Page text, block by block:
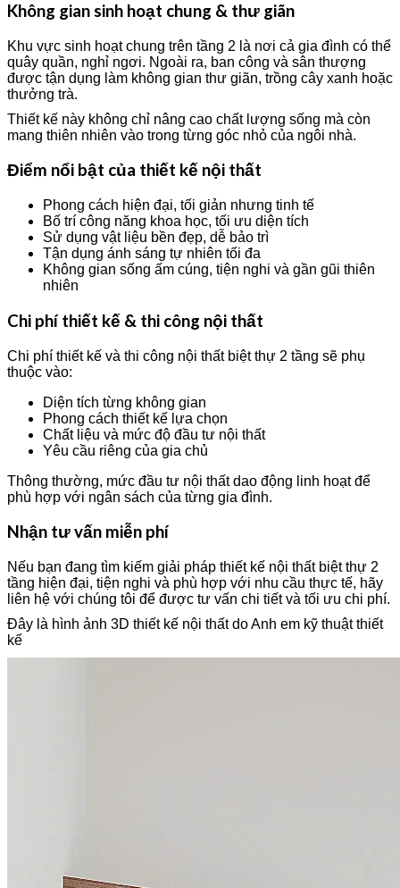
Không gian sinh hoạt chung & thư giãn
Khu vực sinh hoạt chung trên tầng 2 là nơi cả gia đình có thể
quây quần, nghỉ ngơi. Ngoài ra, ban công và sân thượng
được tận dụng làm không gian thư giãn, trồng cây xanh hoặc
thưởng trà.
Thiết kế này không chỉ nâng cao chất lượng sống mà còn
mang thiên nhiên vào trong từng góc nhỏ của ngôi nhà.
Điểm nổi bật của thiết kế nội thất
Phong cách hiện đại, tối giản nhưng tinh tế
Bố trí công năng khoa học, tối ưu diện tích
Sử dụng vật liệu bền đẹp, dễ bảo trì
Tận dụng ánh sáng tự nhiên tối đa
Không gian sống ấm cúng, tiện nghi và gần gũi thiên
nhiên
Chi phí thiết kế & thi công nội thất
Chi phí thiết kế và thi công nội thất biệt thự 2 tầng sẽ phụ
thuộc vào:
Diện tích từng không gian
Phong cách thiết kế lựa chọn
Chất liệu và mức độ đầu tư nội thất
Yêu cầu riêng của gia chủ
Thông thường, mức đầu tư nội thất dao động linh hoạt để
phù hợp với ngân sách của từng gia đình.
Nhận tư vấn miễn phí
Nếu bạn đang tìm kiếm giải pháp thiết kế nội thất biệt thự 2
tầng hiện đại, tiện nghi và phù hợp với nhu cầu thực tế, hãy
liên hệ với chúng tôi để được tư vấn chi tiết và tối ưu chi phí.
Đây là hình ảnh 3D thiết kế nội thất do Anh em kỹ thuật thiết
kế